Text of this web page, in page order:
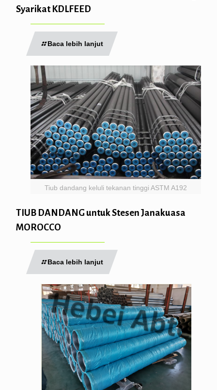
Syarikat KDLFEED
Baca lebih lanjut
Tiub dandang keluli tekanan tinggi ASTM A192
TIUB DANDANG untuk Stesen Janakuasa
MOROCCO
Baca lebih lanjut